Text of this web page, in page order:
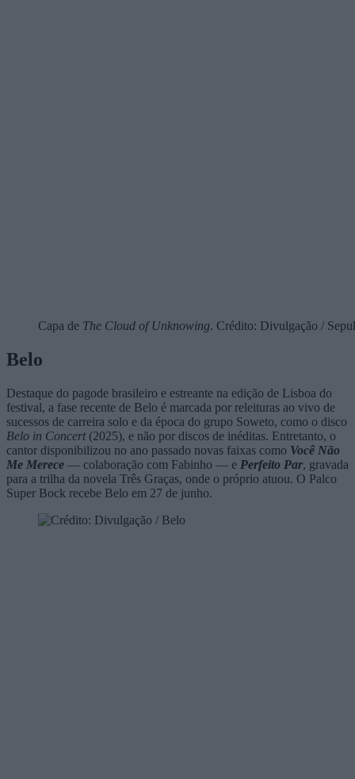
Capa de The Cloud of Unknowing. Crédito: Divulgação /
Belo
Destaque do pagode brasileiro e estreante na edição de Lisboa do
festival, a fase recente de Belo é marcada por releituras ao vivo de
sucessos de carreira solo e da época do grupo Soweto, como o disco
Belo in Concert(2025), e não por discos de inéditas. Entretanto, o
cantor disponibilizou no ano passado novas faixas como Você Não
Me Merece — colaboração com Fabinho — e Perfeito Par, gravada
para a trilha da novela Três Graças, onde o próprio atuou. O Palco
Super Bock recebe Belo em 27 de junho.